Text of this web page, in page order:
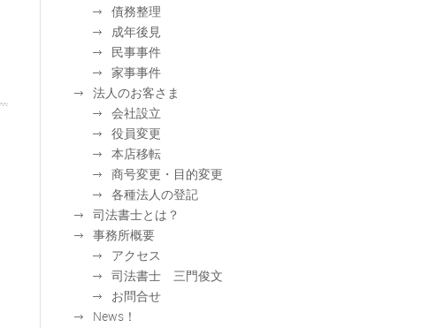
債務整理
成年後見
民事事件
家事事件
法人のお客さま
会社設立
役員変更
本店移転
商号変更・目的変更
各種法人の登記
司法書士とは？
事務所概要
アクセス
司法書士 三門俊文
お問合せ
News！